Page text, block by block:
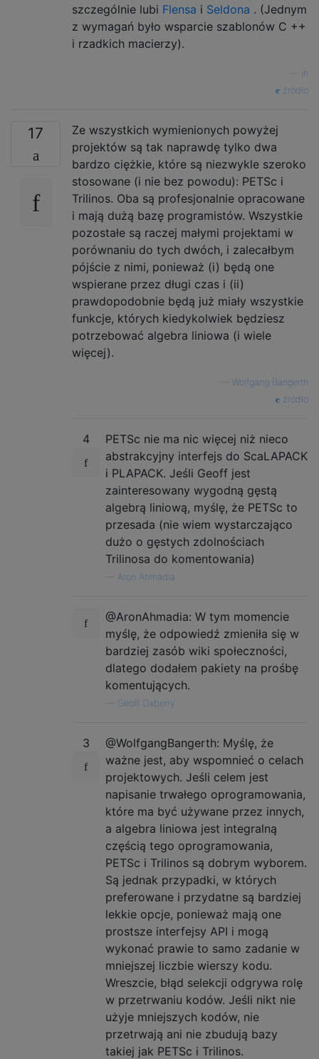
szczególnie lubi Flensa i Seldona . (Jednym
z wymagań było wsparcie szablonów C ++
i rzadkich macierzy).
jh
źródło
17
Ze wszystkich wymienionych powyżej
projektów są tak naprawdę tylko dwa
bardzo ciężkie, które są niezwykle szeroko
stosowane (i nie bez powodu): PETSc i
Trilinos. Oba są profesjonalnie opracowane
i mają dużą bazę programistów. Wszystkie
pozostałe są raczej małymi projektami w
porównaniu do tych dwóch, i zalecałbym
pójście z nimi, ponieważ (i) będą one
wspierane przez długi czas i (ii)
prawdopodobnie będą już miały wszystkie
funkcje, których kiedykolwiek będziesz
potrzebować algebra liniowa (i wiele
więcej).
Wolfgang Bangerth
źródło
4
PETSc nie ma nic więcej niż nieco
abstrakcyjny interfejs do ScaLAPACK
i PLAPACK. Jeśli Geoff jest
zainteresowany wygodną gęstą
algebrą liniową, myślę, że PETSc to
przesada (nie wiem wystarczająco
dużo o gęstych zdolnościach
Trilinosa do komentowania)
Aron Ahmadia
@AronAhmadia: W tym momencie
myślę, że odpowiedź zmieniła się w
bardziej zasób wiki społeczności,
dlatego dodałem pakiety na prośbę
komentujących.
Geoff Oxberry
3
@WolfgangBangerth: Myślę, że
ważne jest, aby wspomnieć o celach
projektowych. Jeśli celem jest
napisanie trwałego oprogramowania,
które ma być używane przez innych,
a algebra liniowa jest integralną
częścią tego oprogramowania,
PETSc i Trilinos są dobrym wyborem.
Są jednak przypadki, w których
preferowane i przydatne są bardziej
lekkie opcje, ponieważ mają one
prostsze interfejsy API i mogą
wykonać prawie to samo zadanie w
mniejszej liczbie wierszy kodu.
Wreszcie, błąd selekcji odgrywa rolę
w przetrwaniu kodów. Jeśli nikt nie
użyje mniejszych kodów, nie
przetrwają ani nie zbudują bazy
takiej jak PETSc i Trilinos.